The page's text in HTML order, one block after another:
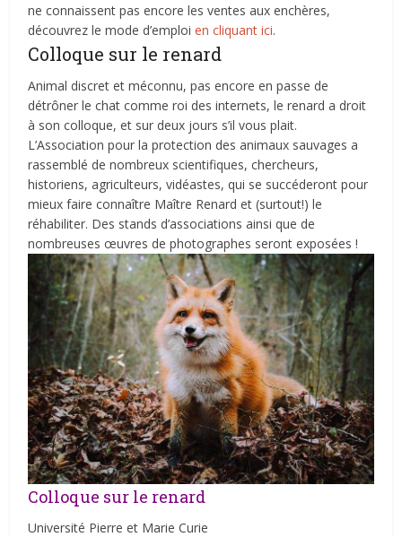
ne connaissent pas encore les ventes aux enchères,
découvrez le mode d’emploien cliquant ici.
Colloque sur le renard
Animal discret et méconnu, pas encore en passe de
détrôner le chat comme roi des internets, le renard a droit
à son colloque, et sur deux jours s’il vous plait.
L’Association pour la protection des animaux sauvages a
rassemblé de nombreux scientifiques, chercheurs,
historiens, agriculteurs, vidéastes, qui se succéderont pour
mieux faire connaître Maître Renard et (surtout!) le
réhabiliter. Des stands d’associations ainsi que de
nombreuses œuvres de photographes seront exposées !
Colloque sur le renard
Université Pierre et Marie Curie